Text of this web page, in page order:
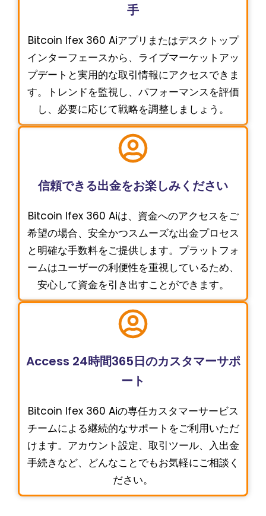
手
Bitcoin Ifex 360 Aiアプリまたはデスクトップ
インターフェースから、ライブマーケットアッ
プデートと実用的な取引情報にアクセスできま
す。トレンドを監視し、パフォーマンスを評価
し、必要に応じて戦略を調整しましょう。
信頼できる出金をお楽しみください
Bitcoin Ifex 360 Aiは、資金へのアクセスをご
希望の場合、安全かつスムーズな出金プロセス
と明確な手数料をご提供します。プラットフォ
ームはユーザーの利便性を重視しているため、
安心して資金を引き出すことができます。
Access 24時間365日のカスタマーサポ
ート
Bitcoin Ifex 360 Aiの専任カスタマーサービス
チームによる継続的なサポートをご利用いただ
けます。アカウント設定、取引ツール、入出金
手続きなど、どんなことでもお気軽にご相談く
ださい。